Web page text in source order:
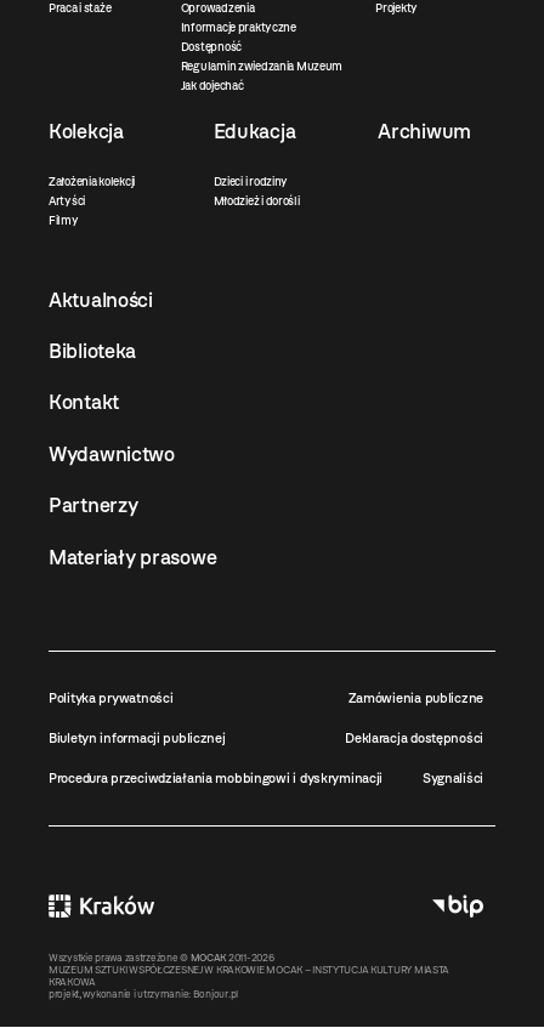
Praca i staże
Oprowadzenia
Informacje praktyczne
Dostępność
Regulamin zwiedzania Muzeum
Jak dojechać
Projekty
Kolekcja
Założenia kolekcji
Artyści
Filmy
Edukacja
Dzieci i rodziny
Młodzież i dorośli
Archiwum
Aktualności
Biblioteka
Kontakt
Wydawnictwo
Partnerzy
Materiały prasowe
Polityka prywatności Zamówienia publiczne
Biuletyn informacji publicznej Deklaracja dostępności
Procedura przeciwdziałania mobbingowi i dyskryminacji Sygnaliści
Wszystkie prawa zastrzeżone © MOCAK 2011-2026
MUZEUM SZTUKI WSPÓŁCZESNEJ W KRAKOWIE MOCAK – INSTYTUCJA KULTURY MIASTA
KRAKOWA
projekt, wykonanie i utrzymanie: Bonjour.pl